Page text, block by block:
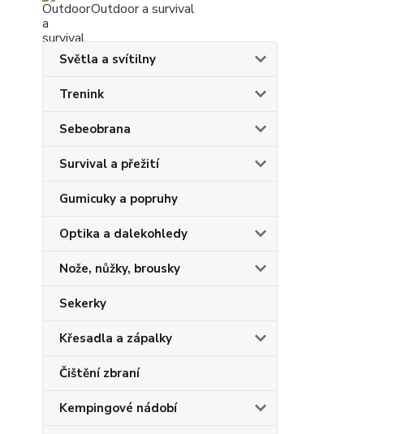
Outdoor a survival
Světla a svítilny
Trenink
Sebeobrana
Survival a přežití
Gumicuky a popruhy
Optika a dalekohledy
Nože, nůžky, brousky
Sekerky
Křesadla a zápalky
Čištění zbraní
Kempingové nádobí